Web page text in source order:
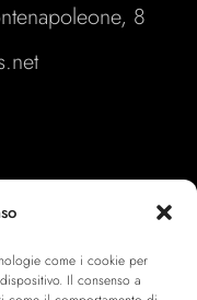
come i cookie per
Il consenso a
8